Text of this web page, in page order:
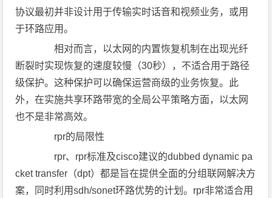
协议最初并非设计用于传输实时话音和视频业务，或用
于环路应用。
相对而言，以太网的内置恢复机制在出现光纤
断裂时实现恢复的速度较慢（30秒），不适合用于路径
级保护。这种保护可以确保运营商级的业务恢复。此
外，在实施共享环路带宽的全局公平策略方面，以太网
也不是非常高效。
rpr的局限性
rpr、rpr标准及cisco建议的dubbed dynamic pa
cket transfer（dpt）都是旨在提供全面的分组联网解决方
案，同时利用sdh/sonet环路优势的计划。rpr非常适合用